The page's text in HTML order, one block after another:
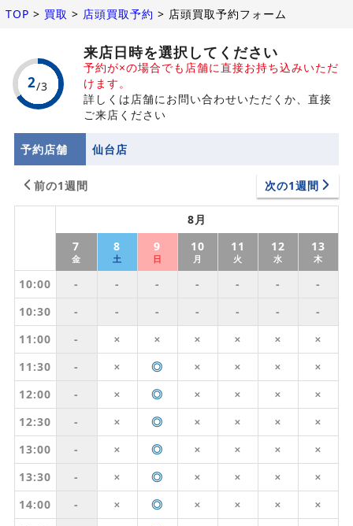
TOP > 買取 > 店頭買取予約 > 店頭買取予約フォーム
来店日時を選択してください
予約が×の場合でも店舗に直接お持ち込みいただ
けます。
詳しくは店舗にお問い合わせいただくか、直接
ご来店ください
予約店舗 仙台店
前の1週間 次の1週間
8月
7
金
8
土
9
日
10
月
11
火
12
水
13
木
10:00 - - - - - -
-
10:30
- - - - - -
-
11:00
- ✕ ✕ ✕ ✕ ✕ ✕
11:30 - ✕ ◎ ✕ ✕ ✕ ✕
12:00 - ✕ ◎ ✕ ✕ ✕ ✕
12:30 - ✕ ◎ ✕ ✕ ✕ ✕
13:00 - ✕ ◎ ✕ ✕ ✕ ✕
13:30 - ✕ ◎ ✕ ✕ ✕ ✕
14:00 - ✕ ◎ ✕ ✕ ✕ ✕